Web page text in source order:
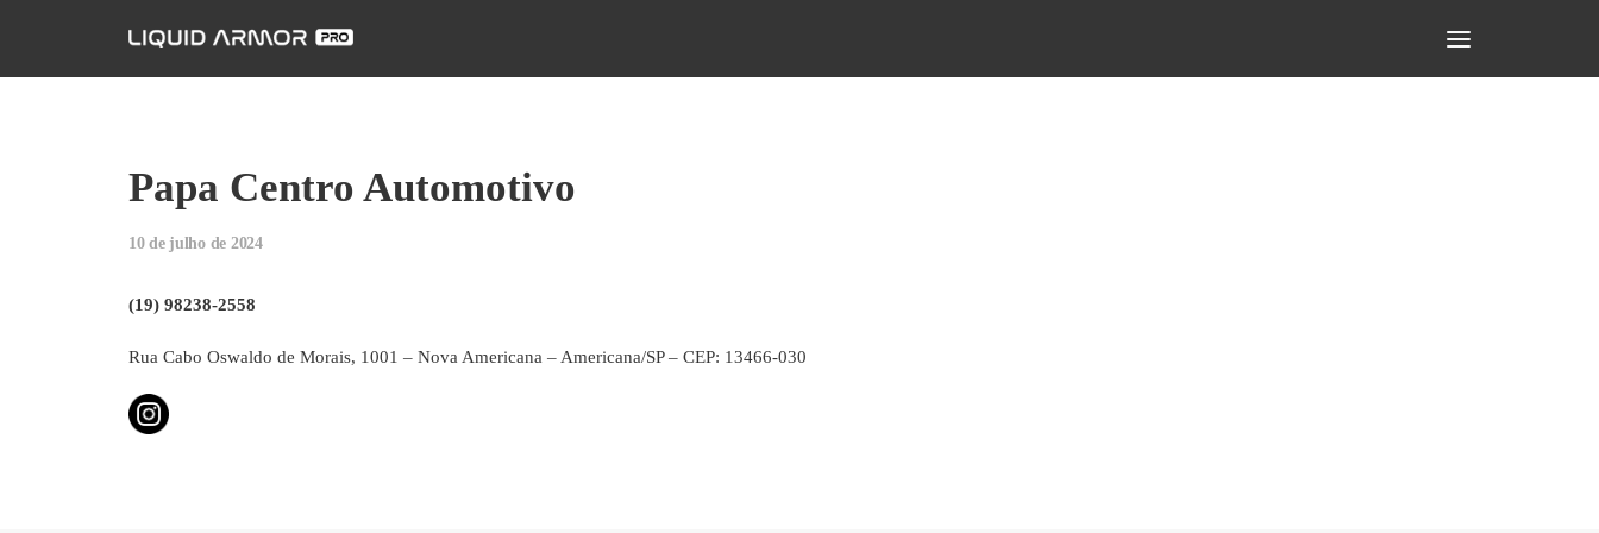
Papa Centro Automotivo
10 de julho de 2024
(19) 98238-2558
Rua Cabo Oswaldo de Morais, 1001 – Nova Americana – Americana/SP – CEP: 13466-030